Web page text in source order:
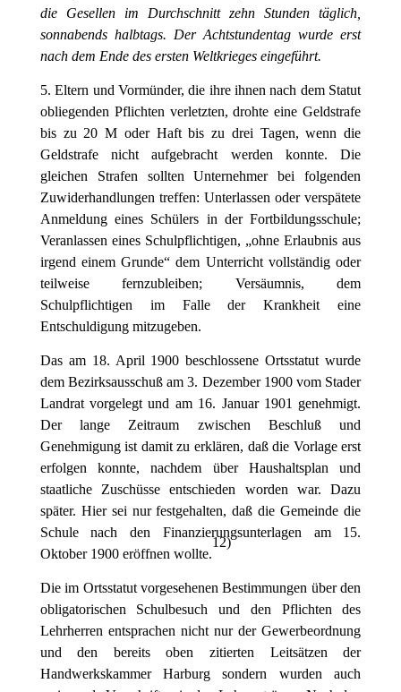
die Gesellen im Durchschnitt zehn Stunden täglich,
sonnabends halbtags. Der Achtstundentag wurde erst
nach dem Ende des ersten Weltkrieges eingeführt.
5. Eltern und Vormünder, die ihre ihnen nach dem Statut
obliegenden Pflichten verletzten, drohte eine Geldstrafe
bis zu 20 M oder Haft bis zu drei Tagen, wenn die
Geldstrafe nicht aufgebracht werden konnte. Die
gleichen Strafen sollten Unternehmer bei folgenden
Zuwiderhandlungen treffen: Unterlassen oder verspätete
Anmeldung eines Schülers in der Fortbildungsschule;
Veranlassen eines Schulpflichtigen, „ohne Erlaubnis aus
irgend einem Grunde“ dem Unterricht vollständig oder
teilweise fernzubleiben; Versäumnis, dem
Schulpflichtigen im Falle der Krankheit eine
Entschuldigung mitzugeben.
Das am 18. April 1900 beschlossene Ortsstatut wurde
dem Bezirksausschuß am 3. Dezember 1900 vom Stader
Landrat vorgelegt und am 16. Januar 1901 genehmigt.
Der lange Zeitraum zwischen Beschluß und
Genehmigung ist damit zu erklären, daß die Vorlage erst
erfolgen konnte, nachdem über Haushaltsplan und
staatliche Zuschüsse entschieden worden war. Dazu
später. Hier sei nur festgehalten, daß die Gemeinde die
Schule nach den Finanzierungsunterlagen am 15.
Oktober 1900 eröffnen wollte.
12)
Die im Ortsstatut vorgesehenen Bestimmungen über den
obligatorischen Schulbesuch und den Pflichten des
Lehrherren entsprachen nicht nur der Gewerbeordnung
und den bereits oben zitierten Leitsätzen der
Handwerkskammer Harburg sondern wurden auch